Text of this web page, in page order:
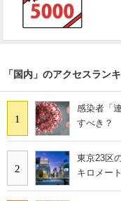
「国内」のアクセスラン
1
感染者「
すべき？
2
東京23区
キロメー